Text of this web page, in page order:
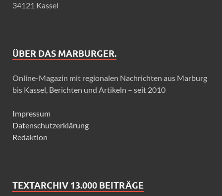
34121 Kassel
ÜBER DAS MARBURGER.
Online-Magazin mit regionalen Nachrichten aus Marburg
bis Kassel, Berichten und Artikeln – seit 2010
Impressum
Datenschutzerklärung
Redaktion
TEXTARCHIV 13.000 BEITRÄGE